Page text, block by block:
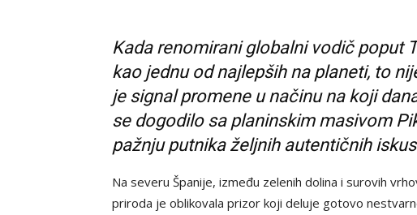
Kada renomirani globalni vodič poput
kao jednu od najlepših na planeti, to
je signal promene u načinu na koji
se dogodilo sa planinskim masivom
pažnju putnika željnih autentičnih
Na severu Španije, između zelenih dolina i surovih
priroda je oblikovala prizor koji deluje gotovo